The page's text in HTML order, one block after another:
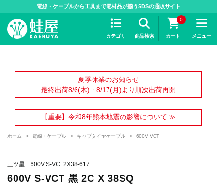
電線・ケーブルから工具まで電材品が揃うSDSの通販サイト
カテゴリ 商品検索
0
カート メニュー
夏季休業のお知らせ
最終出荷8/6(木)・8/17(月)より順次出荷再開
【重要】令和8年熊本地震の影響について ≫
ホーム > 電線・ケーブル > キャブタイヤケーブル > 600V VCT
三ツ星 600V S-VCT2X38-617
600V S-VCT 黒 2C X 38SQ